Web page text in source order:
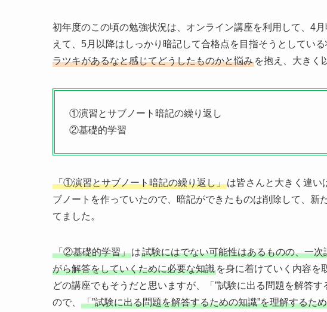
初年度のこの頃の勉強状況は、オンライン講座を利用して、4
えて、5月以降はしっかり暗記して合格点を目指そうとしている
ラツキがあるなと感じてどうしたものかと悩み を抱え、大きく
①演習とサブノート暗記の繰り返し
②基礎的学習
「①演習とサブノート暗記の繰り返し」は皆さんと大きく違い
ブノートを作っていたので、暗記ができたものは削除して、新
てました。
「②基礎的学習」は試験にはでない可能性はあるものの、一
がら解答をしていくために必要な知識 を身に着けていく内容を
どの講座でもそうだと思いますが、「”試験に出る問題を解答
ので、
「”試験に出る問題を解答するための知識”を理解するた